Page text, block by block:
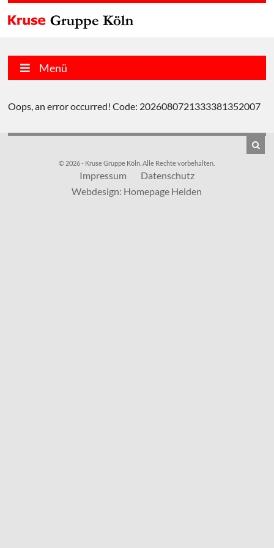
Menü
Oops, an error occurred! Code: 2026080721333381352007
© 2026 - Kruse Gruppe Köln. Alle Rechte vorbehalten.
Impressum
Datenschutz
Webdesign: Homepage Helden